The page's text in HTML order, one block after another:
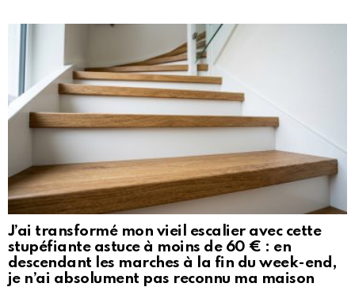
J’ai transformé mon vieil escalier avec cette
stupéfiante astuce à moins de 60 € : en
descendant les marches à la fin du week-end,
je n’ai absolument pas reconnu ma maison